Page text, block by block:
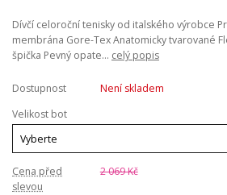
Dívčí celoroční tenisky od italského výrobce
membrána Gore-Tex Anatomicky tvarované
špička Pevný opate... celý popis
Dostupnost
Není skladem
Velikost bot
Cena před
slevou
2 069 Kč